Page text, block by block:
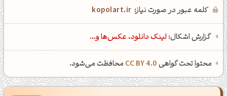
کلمه عبور در صورت نیاز: kopolart.ir
گزارش اشکال: لینک دانلود، عکس‌ها و...
محتوا تحت گواهیCC BY 4.0 محافظت می‌شود.
کانال تلگرام
کانال ایــتا
کانال بلـــه
اَپ اندروید اَپ ویندوز